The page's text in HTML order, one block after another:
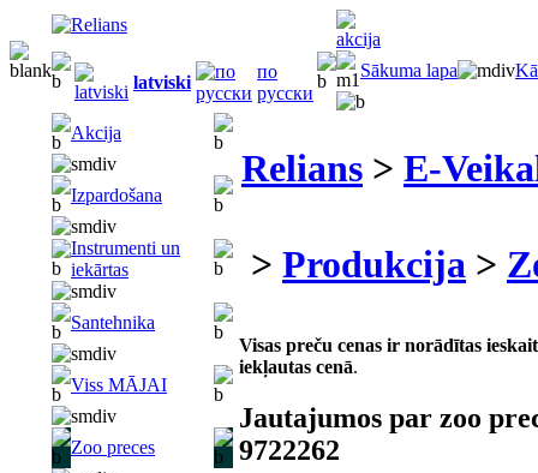
latviski
по
русски
Sākuma lapa
Akcija
Izpardošana
Instrumenti un
iekārtas
Santehnika
Viss MĀJAI
Zoo preces
Relians > E-
> Produkcija >
Visas preču cenas ir norādītas
iekļautas cenā.
Jautajumos par zoo
9722262